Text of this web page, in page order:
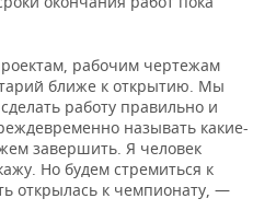
рабочим чертежам
ближе к открытию. Мы
работу правильно и
называть какие-
завершить. Я человек
Но будем стремиться к
открылась к чемпионату, —